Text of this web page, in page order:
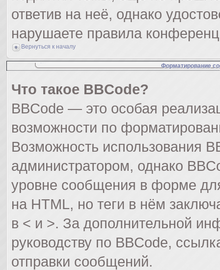
ответив на неё, однако
нарушаете правила
Вернуться к началу
Форматирование
Что такое BBCode?
BBCode — это особая
возможности по
Возможность использования
администратором, однако
уровне сообщения в форме
на HTML, но теги в нём
в < и >. За дополнительной
руководству по BBCode,
отправки сообщений.